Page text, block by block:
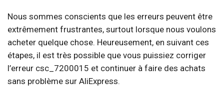
Nous sommes conscients que les erreurs peuvent être
extrêmement frustrantes, surtout lorsque nous voulons
acheter quelque chose. Heureusement, en suivant ces
étapes, il est très possible que vous puissiez corriger
l’erreur csc_7200015 et continuer à faire des achats
sans problème sur AliExpress.